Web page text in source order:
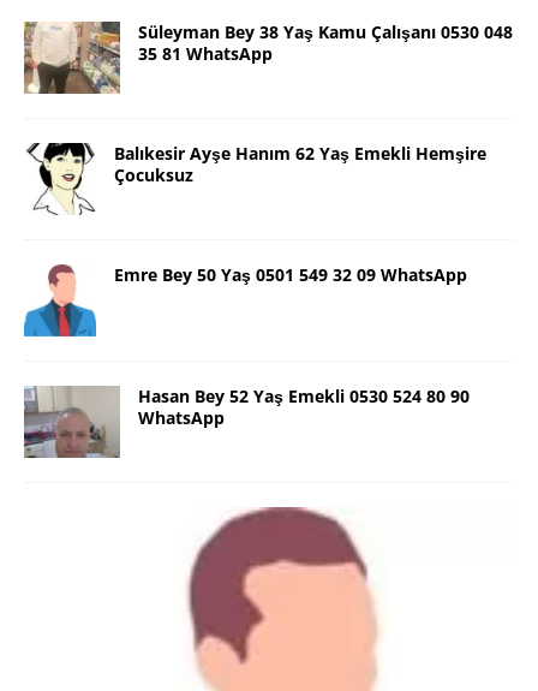
Süleyman Bey 38 Yaş Kamu Çalışanı 0530 048
35 81 WhatsApp
Balıkesir Ayşe Hanım 62 Yaş Emekli Hemşire
Çocuksuz
Emre Bey 50 Yaş 0501 549 32 09 WhatsApp
Hasan Bey 52 Yaş Emekli 0530 524 80 90
WhatsApp
Danimarka Mustafa Bey 45 Yaş +45
42 48 17 28 WhatsApp
Lütfen Danimarka dışı aramasın. Selam ben
Danimarka’dan Mustafa 45 yaşında, 1.88 boyunda,
98 kiloda, Kumral, ayrılmış bir beyim. Alkol yok.